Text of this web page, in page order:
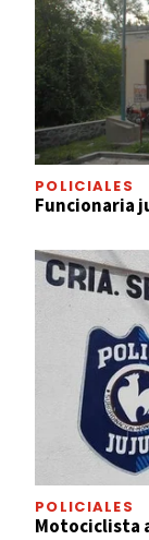
POLICIALES
Funcionaria
POLICIALES
Motociclista